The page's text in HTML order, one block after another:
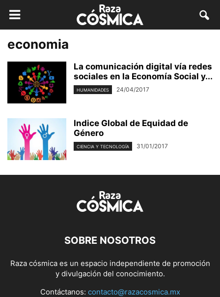
economia
La comunicación digital vía redes
sociales en la Economía Social y...
HUMANIDADES 24/04/2017
Indice Global de Equidad de
Género
CIENCIA Y TECNOLOGÍA 31/01/2017
SOBRE NOSOTROS
Raza cósmica es un espacio independiente de promoción
y divulgación del conocimiento.
Contáctanos: contacto@razacosmica.mx